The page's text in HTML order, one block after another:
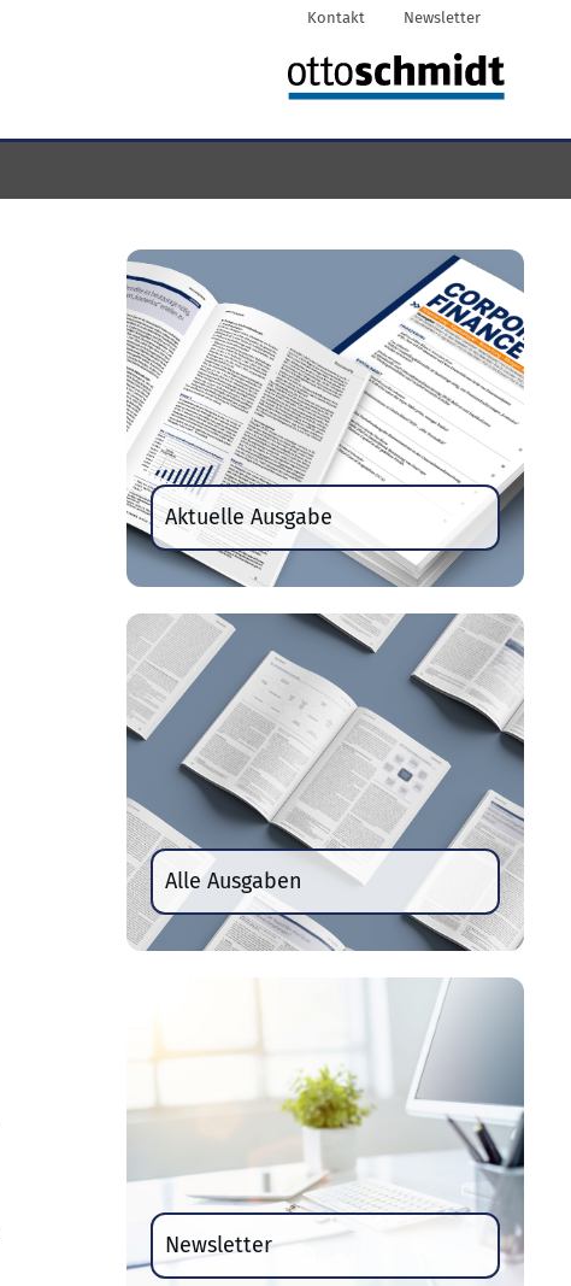
Kontakt Newsletter
Aktuelle Ausgabe
Alle Ausgaben
Newsletter